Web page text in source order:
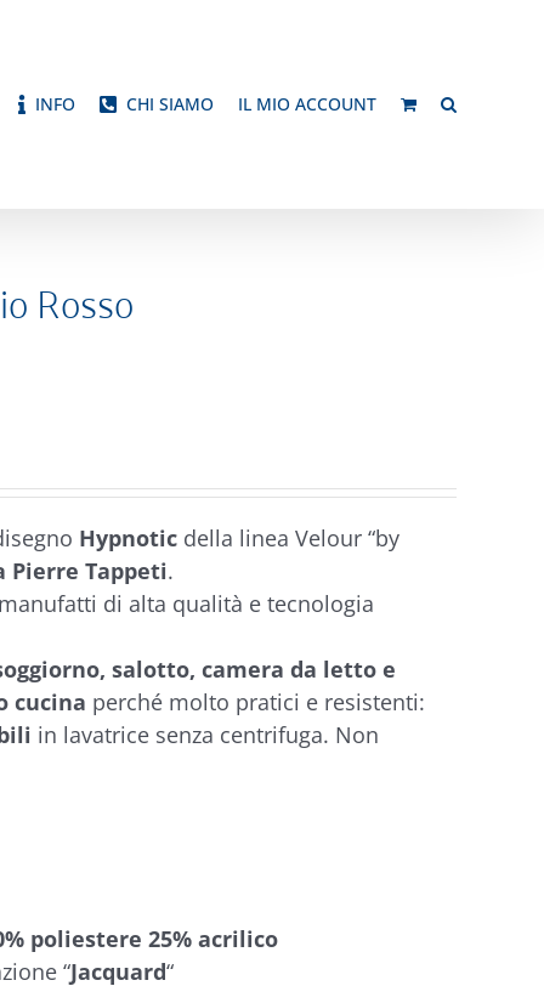
INFO CHI SIAMO IL MIO ACCOUNT
Rosso
Hypnotic della linea Velour “by
Tappeti.
di alta qualità e tecnologia
salotto, camera da letto e
cucina perché molto pratici e resistenti:
in lavatrice senza centrifuga. Non
poliestere 25% acrilico
“Jacquard“